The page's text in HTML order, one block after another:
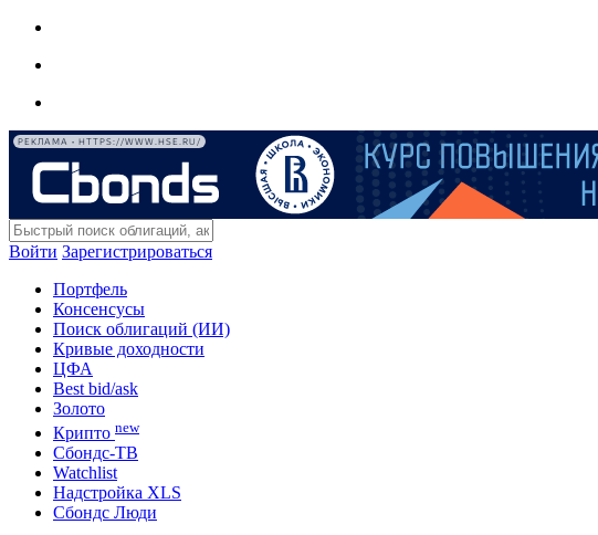
РЕКЛАМА • HTTPS://WWW.HSE.RU/
Войти Зарегистрироваться
Портфель
Консенсусы
Поиск облигаций (ИИ)
Кривые доходности
ЦФА
Best bid/ask
Золото
Крипто new
Сбондс-ТВ
Watchlist
Надстройка XLS
Сбондс Люди